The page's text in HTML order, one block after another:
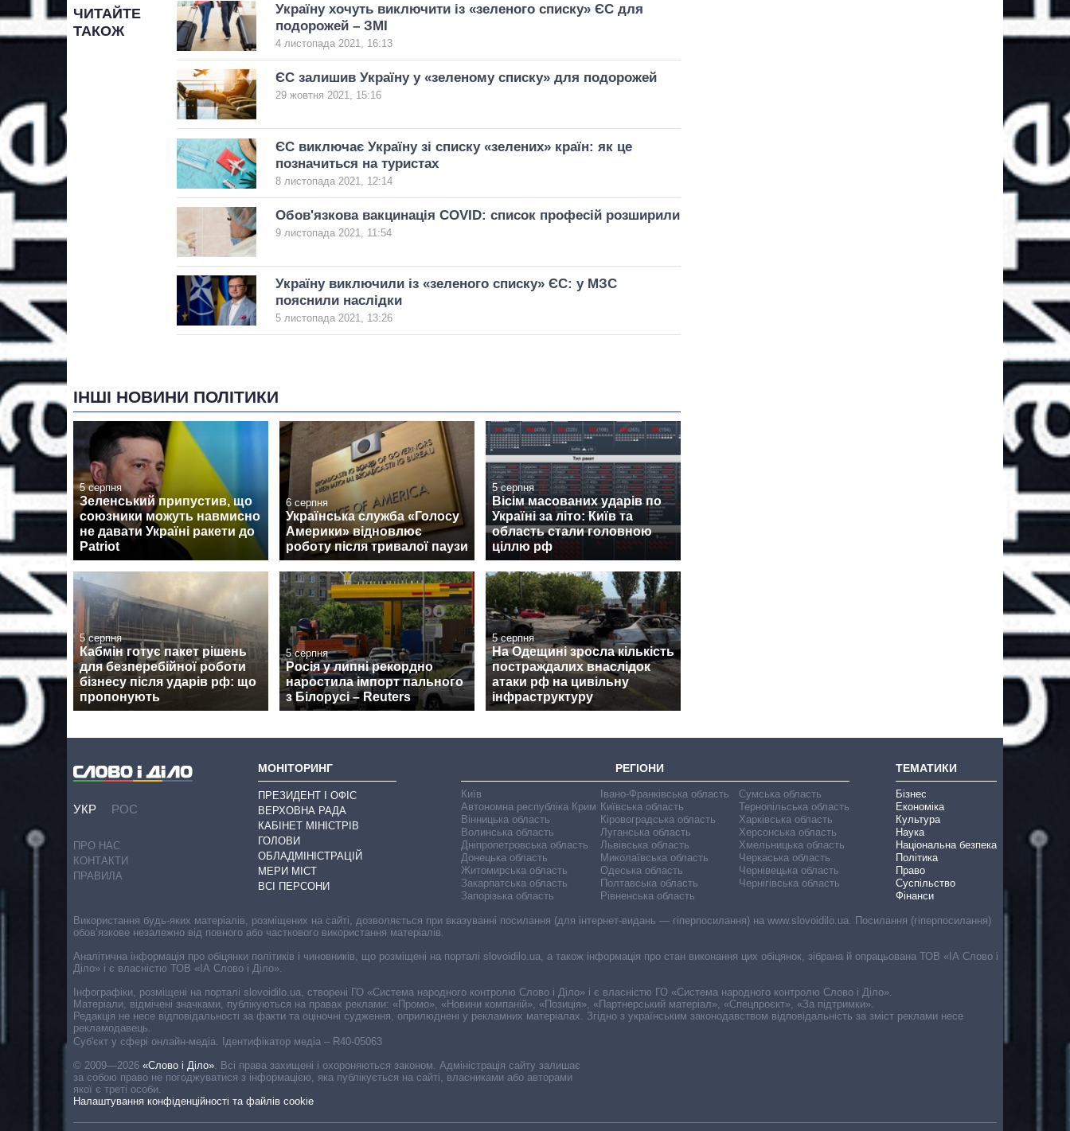
ЧИТАЙТЕ
ТАКОЖ
Україну хочуть виключити із «зеленого списку» ЄС для
подорожей – ЗМІ
4 листопада 2021, 16:13
ЄС залишив Україну у «зеленому списку» для подорожей
29 жовтня 2021, 15:16
ЄС виключає Україну зі списку «зелених» країн: як це
позначиться на туристах
8 листопада 2021, 12:14
Обов'язкова вакцинація COVID: список професій розширили
9 листопада 2021, 11:54
Україну виключили із «зеленого списку» ЄС: у МЗС
пояснили наслідки
5 листопада 2021, 13:26
ІНШІ НОВИНИ ПОЛІТИКИ
5 серпня
Зеленський припустив, що
союзники можуть навмисно
не давати Україні ракети до
Patriot
6 серпня
Українська служба «Голосу
Америки» відновлює
роботу після тривалої паузи
5 серпня
Вісім масованих ударів по
Україні за літо: Київ та
область стали головною
ціллю рф
5 серпня
Кабмін готує пакет рішень
для безперебійної роботи
бізнесу після ударів рф: що
пропонують
5 серпня
Росія у липні рекордно
наростила імпорт пального
з Білорусі – Reuters
5 серпня
На Одещині зросла кількість
постраждалих внаслідок
атаки рф на цивільну
інфраструктуру
УКР РОС
ПРО НАС
КОНТАКТИ
ПРАВИЛА
МОНІТОРИНГ
ПРЕЗИДЕНТ І ОФІС
ВЕРХОВНА РАДА
КАБІНЕТ МІНІСТРІВ
ГОЛОВИ
ОБЛАДМІНІСТРАЦІЙ
МЕРИ МІСТ
ВСІ ПЕРСОНИ
РЕГІОНИ
Київ
Автономна республіка Крим
Вінницька область
Волинська область
Дніпропетровська область
Донецька область
Житомирська область
Закарпатська область
Запорізька область
Івано-Франківська область
Київська область
Кіровоградська область
Луганська область
Львівська область
Миколаївська область
Одеська область
Полтавська область
Рівненська область
Сумська область
Тернопільська область
Харківська область
Херсонська область
Хмельницька область
Черкаська область
Чернівецька область
Чернігівська область
ТЕМАТИКИ
Бізнес
Економіка
Культура
Наука
Національна безпека
Політика
Право
Суспільство
Фінанси
Cуб'єкт у сфері онлайн-медіа. Ідентифікатор медіа – R40-05063
© 2009—2026 «Слово і Діло»
Всі права захищені і охороняються законом. Адміністрація сайту залишає
за собою право не погоджуватися з інформацією, яка публікується на сайті, власниками або авторами
якої є треті особи.
Налаштування конфіденційності та файлів cookie
Використання будь-яких матеріалів, розміщених на сайті, дозволяється при вказуванні посилання (для інтернет-видань — гіперпосилання) на www.slovoidilo.ua. Посилання (гіперпосилання)
обов’язкове незалежно від повного або часткового використання матеріалів.
Аналітична інформація про обіцянки політиків і чиновників, що розміщені на порталі slovoidilo.ua, а також інформація про стан виконання цих обіцянок, зібрана й опрацьована ТОВ «ІА Слово і
Діло» і є власністю ТОВ «ІА Слово і Діло».
Інфографіки, розміщені на порталі slovoidilo.ua, створені ГО «Система народного контролю Слово і Діло» і є власністю ГО «Система народного контролю Слово і Діло».
Матеріали, відмічені значками, публікуються на правах реклами: «Промо», «Новини компаній», «Позиція», «Партнерський матеріал», «Спецпроєкт», «За підтримки».
Редакція не несе відповідальності за факти та оціночні судження, оприлюднені у рекламних матеріалах. Згідно з українським законодавством відповідальність за зміст реклами несе
рекламодавець.